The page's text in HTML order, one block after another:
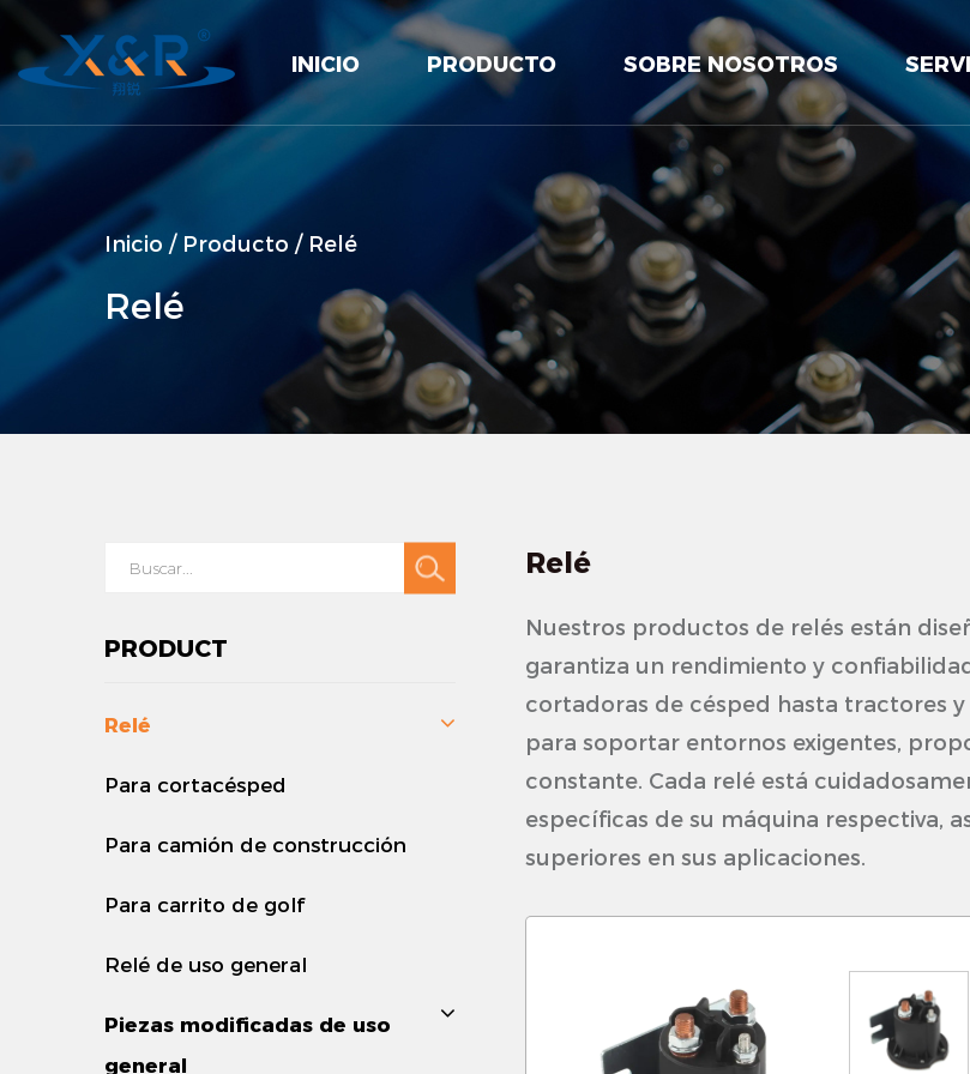
INICIO PRODUCTO SOBRE NOSOTROS
Inicio / Producto / Relé
Relé
PRODUCT
Relé
Para cortacésped
Para camión de construcción
Para carrito de golf
Relé de uso general
Piezas modificadas de uso
general
Relé
Nuestros productos de relés están
garantiza un rendimiento y
cortadoras de césped hasta tractores
para soportar entornos exigentes,
constante. Cada relé está
específicas de su máquina respectiva,
superiores en sus aplicaciones.
- Nuestros relés están fabricados con
puedan soportar los entornos difíciles